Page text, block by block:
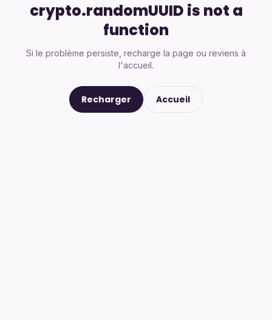
crypto.randomUUID is not a
function
Si le problème persiste, recharge la page ou reviens à
l'accueil.
Recharger Accueil